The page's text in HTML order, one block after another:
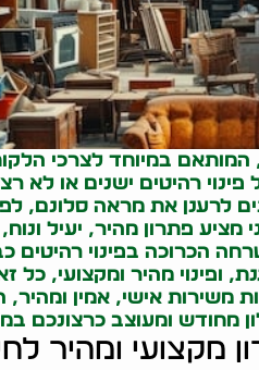
המותאם במיוחד לצרכי
רהיטים ישנים או לא
לרענן את מראה סלונם,
מציע פתרון מהיר, יעיל
הכרוכה בפינוי רהיטים
ופינוי מהיר ומקצועי, כל
אישי, אמין ומהיר,
מחודש ומעוצב כרצונכם
מקצועי ומהיר